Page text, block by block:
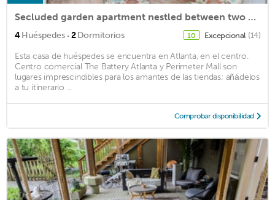
Secluded garden apartment nestled between two Victorians
4Huéspedes · 2Dormitorios 10 Excepcional (14)
Esta casa de huéspedes se encuentra en Atlanta, en el centro.
Centro comercial The Battery Atlanta y Perimeter Mall son
lugares imprescindibles para los amantes de las tiendas; añádelos
a tu itinerario ...
Comprobar disponibilidad